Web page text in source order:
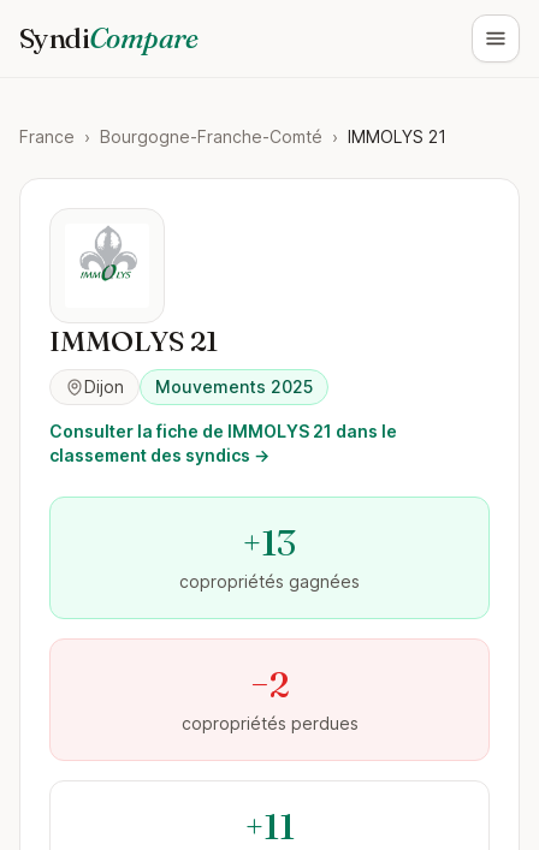
SyndiCompare
France › Bourgogne-Franche-Comté › IMMOLYS 21
IMMOLYS 21
Dijon Mouvements 2025
Consulter la fiche de IMMOLYS 21 dans le
classement des syndics →
+13
copropriétés gagnées
−2
copropriétés perdues
+11